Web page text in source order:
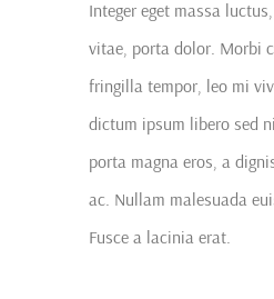
Integer eget massa
vitae, porta dolor. Morbi
fringilla tempor, leo mi
dictum ipsum libero sed
porta magna eros, a
ac. Nullam malesuada
Fusce a lacinia erat.